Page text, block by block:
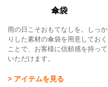
傘袋
雨の日こそおもてなしを。しっか
りした素材の傘袋を用意しておく
ことで、お客様に信頼感を持って
いただけます。
> アイテムを見る